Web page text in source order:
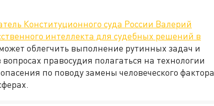
Конституционного суда России Валерий
интеллекта для судебных решений в
облегчить выполнение рутинных задач и
правосудия полагаться на технологии
по поводу замены человеческого фактора